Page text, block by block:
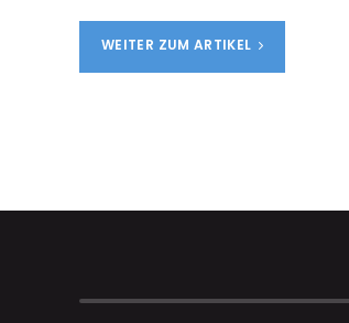
WEITER ZUM ARTIKEL